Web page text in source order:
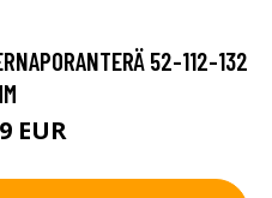
52-112-132
EUR